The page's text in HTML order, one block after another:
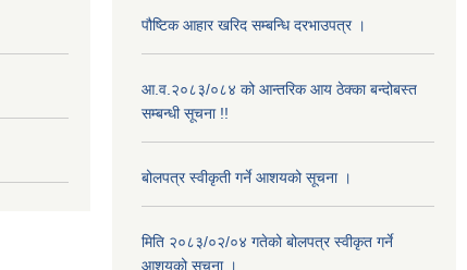
पौष्टिक आहार खरिद सम्बन्धि दरभाउपत्र ।
आ.व.२०८३/०८४ को आन्तरिक आय ठेक्का बन्दोबस्त
सम्बन्धी सूचना !!
बोलपत्र स्वीकृती गर्ने आशयको सूचना ।
मिति २०८३/०२/०४ गतेको बोलपत्र स्वीकृत गर्ने
आशयको सूचना ।